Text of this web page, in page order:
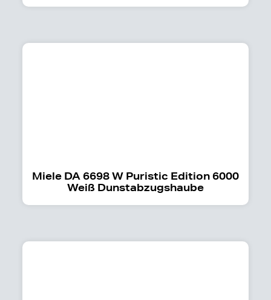
Miele DA 6698 W Puristic Edition 6000
Weiß Dunstabzugshaube